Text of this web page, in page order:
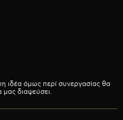
ιδέα όμως περί συνεργασίας θα
μας διαψεύσει.